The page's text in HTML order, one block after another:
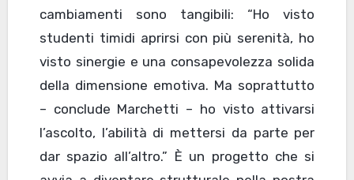
cambiamenti sono tangibili: “Ho visto
studenti timidi aprirsi con più serenità, ho
visto sinergie e una consapevolezza solida
della dimensione emotiva. Ma soprattutto
– conclude Marchetti – ho visto attivarsi
l’ascolto, l’abilità di mettersi da parte per
dar spazio all’altro.” È un progetto che si